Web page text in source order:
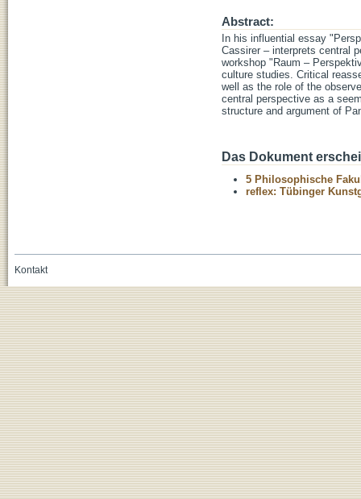
Abstract:
In his influential essay
Cassirer – interprets central
workshop "Raum –
culture studies. Critical
well as the role of the
central perspective as a
structure and argument of
Das Dokument
5 Philosophische
reflex: Tübinger
Kontakt